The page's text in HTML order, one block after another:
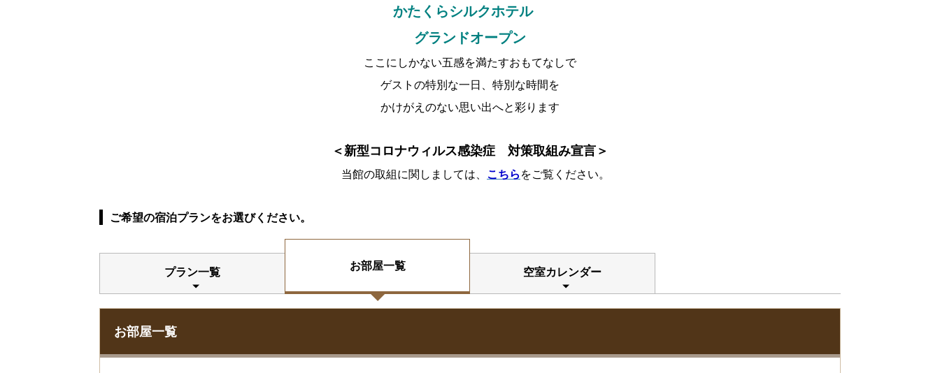
かたくらシルクホテル
グランドオープン
ここにしかない五感を満たすおもてなしで
ゲストの特別な一日、特別な時間を
かけがえのない思い出へと彩ります
＜新型コロナウィルス感染症 対策取組み宣言＞
当館の取組に関しましては、 こちらをご覧ください。
ご希望の宿泊プランをお選びください。
プラン一覧 お部屋一覧 空室カレンダー
お部屋一覧